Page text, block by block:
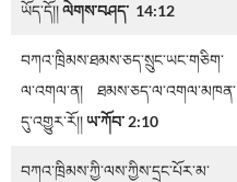
ཡོད་དོ།།ལེགས་བཤད་ 14:12
བཀའ་ཁྲིམས་ཐམས་ཅད་སྲུང་ཡང་གཅིག་
ལ་འགལ་ན། ཐམས་ཅད་ལ་འགལ་མཁན་
དུ་འགྱུར་རོ།།ཡ་ཀོབ་ 2:10
བཀའ་ཁྲིམས་ཀྱི་ལས་ཀྱིས་དྲང་པོར་མ་